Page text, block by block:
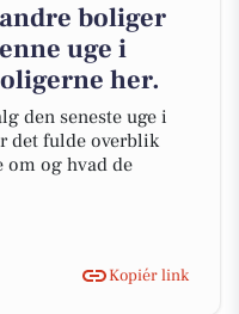
boliger
uge i
her.
den seneste uge i
det fulde overblik
om og hvad de
Kopiér link